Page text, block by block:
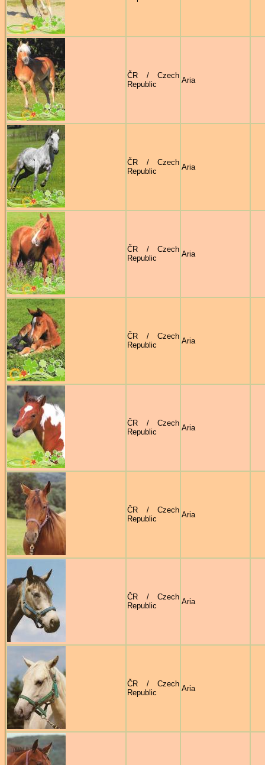
ČR / Czech
Republic
Aria
ČR / Czech
Republic
Aria
ČR / Czech
Republic
Aria
ČR / Czech
Republic
Aria
ČR / Czech
Republic
Aria
ČR / Czech
Republic
Aria
ČR / Czech
Republic
Aria
ČR / Czech
Republic
Aria